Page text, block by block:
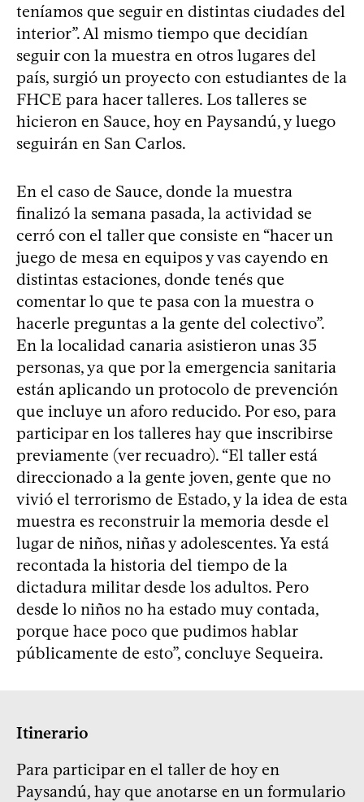
teníamos que seguir en distintas ciudades del
interior”. Al mismo tiempo que decidían
seguir con la muestra en otros lugares del
país, surgió un proyecto con estudiantes de la
FHCE para hacer talleres. Los talleres se
hicieron en Sauce, hoy en Paysandú, y luego
seguirán en San Carlos.
En el caso de Sauce, donde la muestra
finalizó la semana pasada, la actividad se
cerró con el taller que consiste en “hacer un
juego de mesa en equipos y vas cayendo en
distintas estaciones, donde tenés que
comentar lo que te pasa con la muestra o
hacerle preguntas a la gente del colectivo”.
En la localidad canaria asistieron unas 35
personas, ya que por la emergencia sanitaria
están aplicando un protocolo de prevención
que incluye un aforo reducido. Por eso, para
participar en los talleres hay que inscribirse
previamente (ver recuadro). “El taller está
direccionado a la gente joven, gente que no
vivió el terrorismo de Estado, y la idea de esta
muestra es reconstruir la memoria desde el
lugar de niños, niñas y adolescentes. Ya está
recontada la historia del tiempo de la
dictadura militar desde los adultos. Pero
desde lo niños no ha estado muy contada,
porque hace poco que pudimos hablar
públicamente de esto”, concluye Sequeira.
Itinerario
Para participar en el taller de hoy en
Paysandú, hay que anotarse en un formulario